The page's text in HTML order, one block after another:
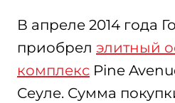
В апреле 2014 года
приобрел элитный
комплекс Pine
Сеуле. Сумма